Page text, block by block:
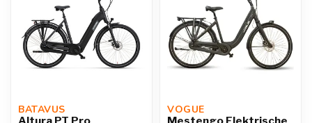
BATAVUS
VOGUE